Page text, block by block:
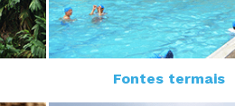
Fontes termais